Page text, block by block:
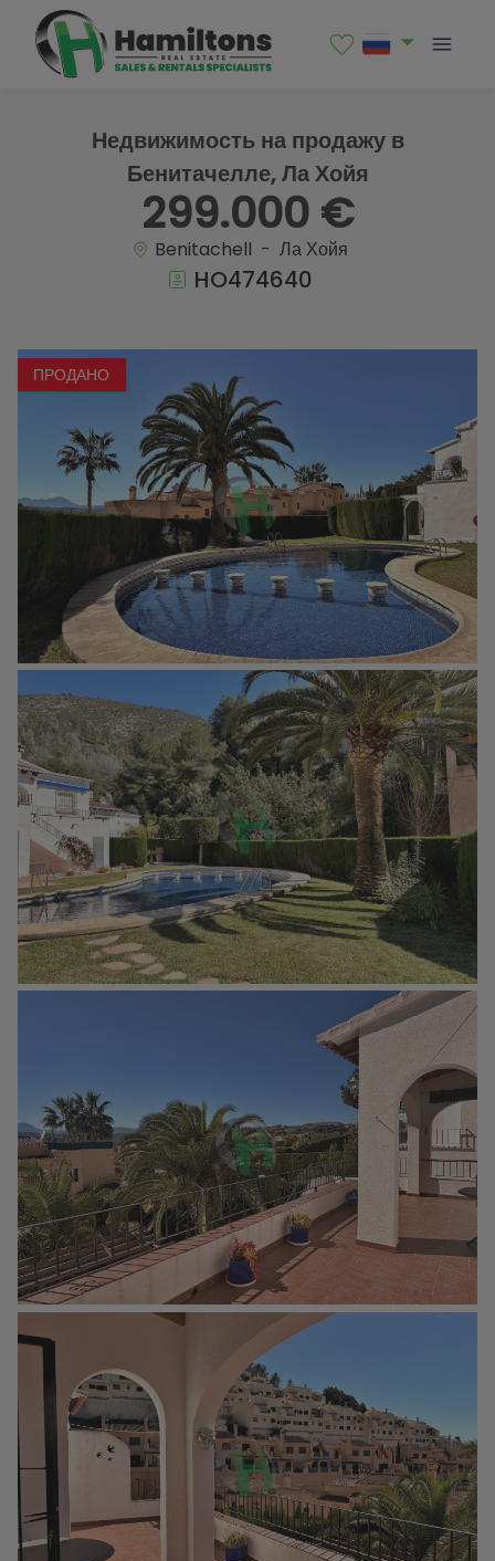
Недвижимость на продажу в
Бенитачелле, Ла Хойя
299.000 €
Benitachell - Ла Хойя
HO474640
ПРОДАНО
1 / 19